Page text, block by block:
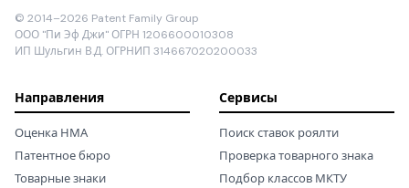
© 2014–2026 Patent Family Group
ООО "Пи Эф Джи" ОГРН 1206600010308
ИП Шульгин В.Д. ОГРНИП 314667020200033
Направления
Оценка НМА
Патентное бюро
Товарные знаки
Сервисы
Поиск ставок роялти
Проверка товарного знака
Подбор классов МКТУ